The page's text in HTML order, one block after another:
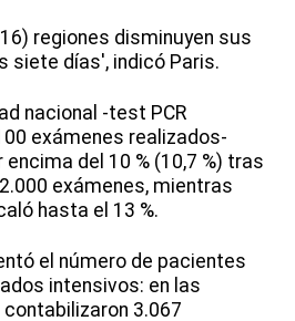
regiones disminuyen sus
siete días', indicó Paris.
nacional -test PCR
exámenes realizados-
del 10 % (10,7 %) tras
exámenes, mientras
hasta el 13 %.
el número de pacientes
intensivos: en las
3.067